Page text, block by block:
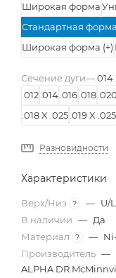
Широкая форма
Стандартная форма
Широкая форма (+)
Сечение дуги—
.012 .014 .016 .018 .020
.018 X .025 .019 X .025
Разновидности
Характеристики
Верх/Низ ? — U/L
В наличии — Да
Материал
? —
Производитель —
ALPHA